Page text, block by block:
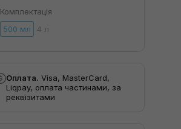
Комплектація
500 мл
4 л
Оплата. Visa, MasterCard,
Liqpay, оплата частинами, за
реквізитами